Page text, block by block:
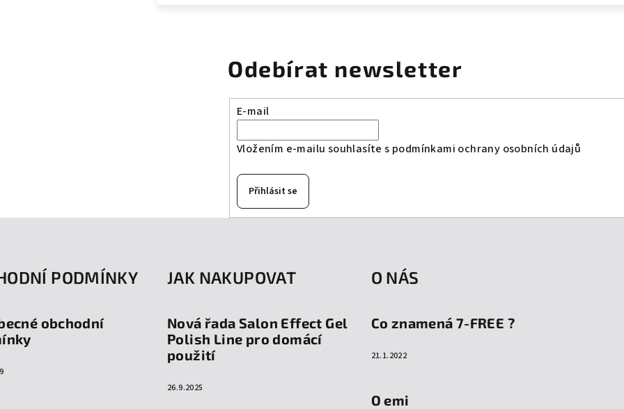
Odebírat newsletter
E-mail
Vložením e-mailu souhlasíte s podmínkami ochrany osobních údajů
Přihlásit se
PODMÍNKY
obchodní
JAK NAKUPOVAT
Nová řada Salon Effect Gel
Polish Line pro domácí
použití
26.9.2025
O NÁS
Co znamená 7-FREE ?
21.1.2022
O emi